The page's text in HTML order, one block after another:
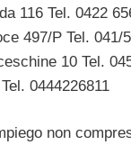
116 Tel. 0422
497/P Tel. 041/
10 Tel.
0444226811
non